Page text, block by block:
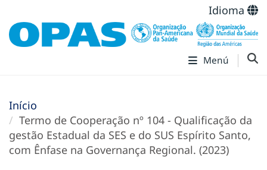
Idioma
Menú
Início
Termo de Cooperação nº 104 - Qualificação da
gestão Estadual da SES e do SUS Espírito Santo,
com Ênfase na Governança Regional. (2023)